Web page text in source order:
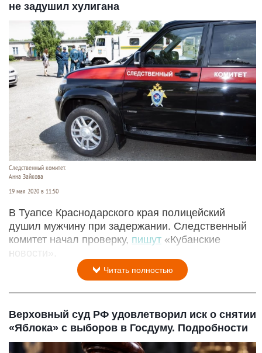
не задушил хулигана
Следственный комитет.
Анна Зайкова
19 мая 2020 в 11:50
В Туапсе Краснодарского края полицейский
душил мужчину при задержании. Следственный
комитет начал проверку, пишут «Кубанские
новости».
Читать полностью
Верховный суд РФ удовлетворил иск о снятии
«Яблока» с выборов в Госдуму. Подробности